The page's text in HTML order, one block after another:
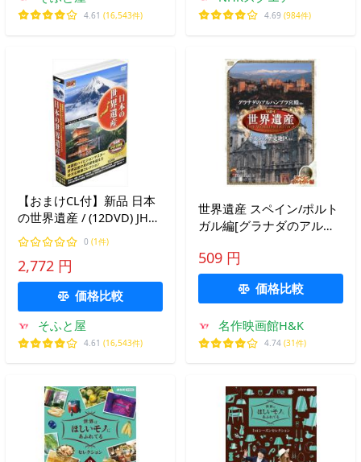
4.61 (16,543件) 4.69 (984件)
【おまけCL付】新品 日本
の世界遺産 / (12DVD) JHD-
6000AB-KEEP0 (1件)
2,772 円
価格比較
そふと屋
4.61 (16,543件)
世界遺産 スペイン/ポルト
ガル編[グラナダのアルハ
史地区他] JPSD-006
509 円
価格比較
名作映画館H&K
4.74 (31件)